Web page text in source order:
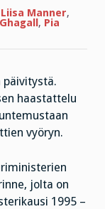
Manner,
, Pia
päivitystä.
haastattelu
vyöryn.
jolta on
1995 –